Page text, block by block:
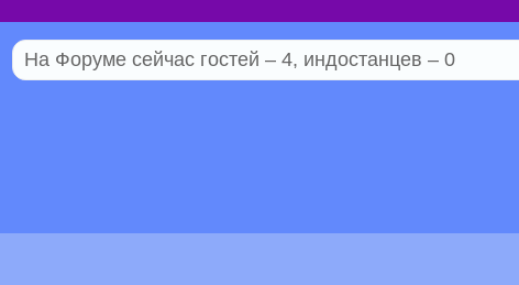
На Форуме сейчас гостей – 4, индостанцев – 0